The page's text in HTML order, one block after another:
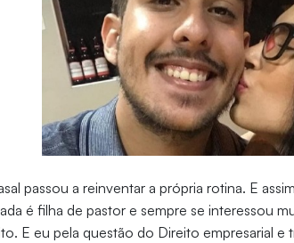
passou a reinventar a própria rotina. E
é filha de pastor e sempre se interessou
E eu pela questão do Direito empresarial